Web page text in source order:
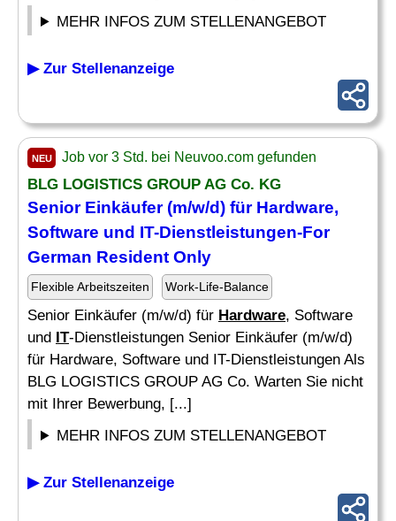
MEHR INFOS ZUM STELLENANGEBOT
▶ Zur Stellenanzeige
NEU Job vor 3 Std. bei Neuvoo.com gefunden
BLG LOGISTICS GROUP AG Co. KG
Senior Einkäufer (m/w/d) für Hardware,
Software und IT-Dienstleistungen-For
German Resident Only
Flexible Arbeitszeiten Work-Life-Balance
Senior Einkäufer (m/w/d) für Hardware, Software
und IT-Dienstleistungen Senior Einkäufer (m/w/d)
für Hardware, Software und IT-Dienstleistungen Als
BLG LOGISTICS GROUP AG Co. Warten Sie nicht
mit Ihrer Bewerbung, [...]
MEHR INFOS ZUM STELLENANGEBOT
▶ Zur Stellenanzeige